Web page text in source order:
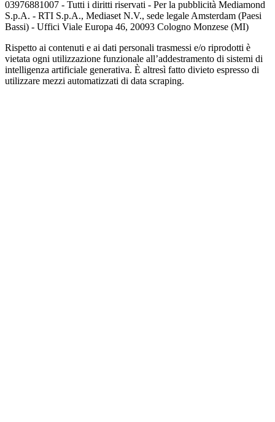
03976881007 - Tutti i diritti riservati - Per la pubblicità Mediamond
S.p.A. - RTI S.p.A., Mediaset N.V., sede legale Amsterdam (Paesi
Bassi) - Uffici Viale Europa 46, 20093 Cologno Monzese (MI)
Rispetto ai contenuti e ai dati personali trasmessi e/o riprodotti è
vietata ogni utilizzazione funzionale all’addestramento di sistemi di
intelligenza artificiale generativa. È altresì fatto divieto espresso di
utilizzare mezzi automatizzati di data scraping.